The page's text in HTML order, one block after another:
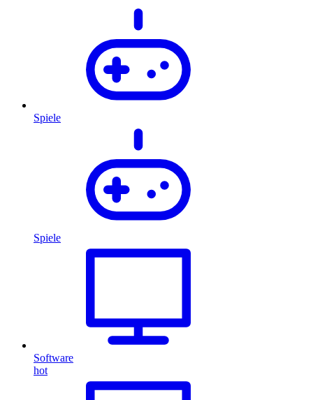
Spiele
Spiele
Software
hot